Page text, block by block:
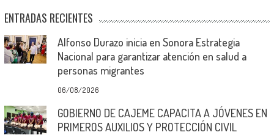
ENTRADAS RECIENTES
Alfonso Durazo inicia en Sonora Estrategia
Nacional para garantizar atención en salud a
personas migrantes
06/08/2026
GOBIERNO DE CAJEME CAPACITA A JÓVENES EN
PRIMEROS AUXILIOS Y PROTECCIÓN CIVIL